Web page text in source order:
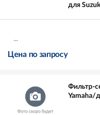
для
...
Цена по запросу
Фильтр-
Yamaha/